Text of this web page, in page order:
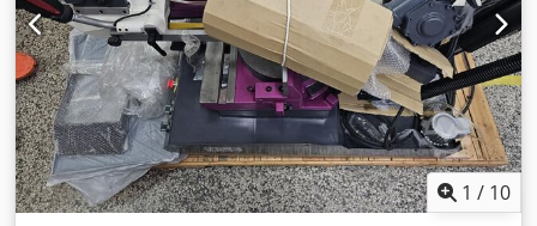
1 / 10